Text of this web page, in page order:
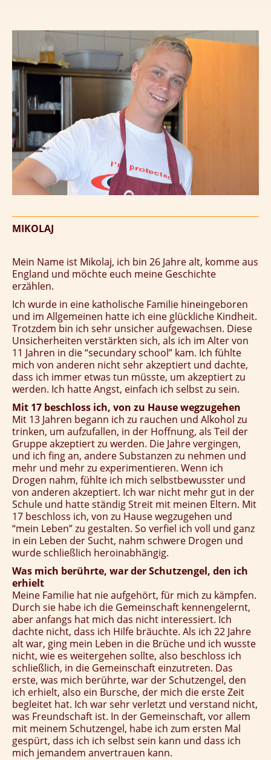
MIKOLAJ
Mein Name ist Mikolaj, ich bin 26 Jahre alt, komme aus
England und möchte euch meine Geschichte
erzählen.
Ich wurde in eine katholische Familie hineingeboren
und im Allgemeinen hatte ich eine glückliche Kindheit.
Trotzdem bin ich sehr unsicher aufgewachsen. Diese
Unsicherheiten verstärkten sich, als ich im Alter von
11 Jahren in die “secundary school” kam. Ich fühlte
mich von anderen nicht sehr akzeptiert und dachte,
dass ich immer etwas tun müsste, um akzeptiert zu
werden. Ich hatte Angst, einfach ich selbst zu sein.
Mit 17 beschloss ich, von zu Hause wegzugehen
Mit 13 Jahren begann ich zu rauchen und Alkohol zu
trinken, um aufzufallen, in der Hoffnung, als Teil der
Gruppe akzeptiert zu werden. Die Jahre vergingen,
und ich fing an, andere Substanzen zu nehmen und
mehr und mehr zu experimentieren. Wenn ich
Drogen nahm, fühlte ich mich selbstbewusster und
von anderen akzeptiert. Ich war nicht mehr gut in der
Schule und hatte ständig Streit mit meinen Eltern. Mit
17 beschloss ich, von zu Hause wegzugehen und
“mein Leben” zu gestalten. So verfiel ich voll und ganz
in ein Leben der Sucht, nahm schwere Drogen und
wurde schließlich heroinabhängig.
Was mich berührte, war der Schutzengel, den ich
erhielt
Meine Familie hat nie aufgehört, für mich zu kämpfen.
Durch sie habe ich die Gemeinschaft kennengelernt,
aber anfangs hat mich das nicht interessiert. Ich
dachte nicht, dass ich Hilfe bräuchte. Als ich 22 Jahre
alt war, ging mein Leben in die Brüche und ich wusste
nicht, wie es weitergehen sollte, also beschloss ich
schließlich, in die Gemeinschaft einzutreten. Das
erste, was mich berührte, war der Schutzengel, den
ich erhielt, also ein Bursche, der mich die erste Zeit
begleitet hat. Ich war sehr verletzt und verstand nicht,
was Freundschaft ist. In der Gemeinschaft, vor allem
mit meinem Schutzengel, habe ich zum ersten Mal
gespürt, dass ich ich selbst sein kann und dass ich
mich jemandem anvertrauen kann.